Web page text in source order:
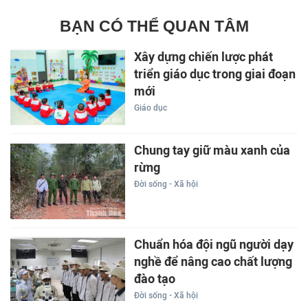
BẠN CÓ THỂ QUAN TÂM
Xây dựng chiến lược phát
triển giáo dục trong giai đoạn
mới
Giáo dục
Chung tay giữ màu xanh của
rừng
Đời sống - Xã hội
Chuẩn hóa đội ngũ người dạy
nghề để nâng cao chất lượng
đào tạo
Đời sống - Xã hội